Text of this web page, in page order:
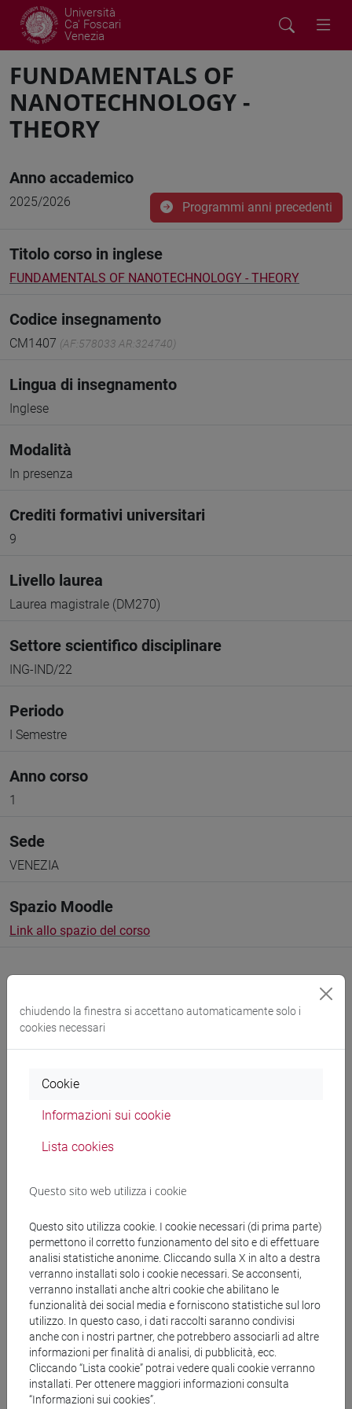
Università
Ca' Foscari
Venezia
FUNDAMENTALS OF
NANOTECHNOLOGY -
THEORY
Anno accademico
2025/2026 Programmi anni precedenti
Titolo corso in inglese
FUNDAMENTALS OF NANOTECHNOLOGY - THEORY
Codice insegnamento
CM1407 (AF:578033 AR:324740)
Lingua di insegnamento
Inglese
Modalità
In presenza
Crediti formativi universitari
9
Livello laurea
Laurea magistrale (DM270)
Settore scientifico disciplinare
ING-IND/22
Periodo
I Semestre
Anno corso
1
Sede
VENEZIA
Spazio Moodle
Link allo spazio del corso
Materiali didattici
Materiali su Moodle
Corsi di studio e percorsi
[CM14] SCIENCE AND TECHNOLOGY OF BIO
AND NANOMATERIALS - Laurea magistrale
chiudendo la finestra si accettano automaticamente solo i
cookies necessari
Cookie
Informazioni sui cookie
Lista cookies
Questo sito web utilizza i cookie
Questo sito utilizza cookie. I cookie necessari (di prima parte)
permettono il corretto funzionamento del sito e di effettuare
analisi statistiche anonime. Cliccando sulla X in alto a destra
verranno installati solo i cookie necessari. Se acconsenti,
verranno installati anche altri cookie che abilitano le
funzionalità dei social media e forniscono statistiche sul loro
utilizzo. In questo caso, i dati raccolti saranno condivisi
anche con i nostri partner, che potrebbero associarli ad altre
informazioni per finalità di analisi, di pubblicità, ecc.
Cliccando “Lista cookie” potrai vedere quali cookie verranno
installati. Per ottenere maggiori informazioni consulta
“Informazioni sui cookies”.